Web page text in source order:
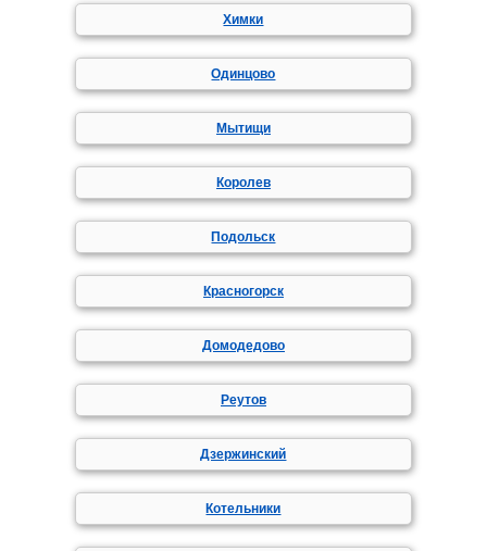
Химки
Одинцово
Мытищи
Королев
Подольск
Красногорск
Домодедово
Реутов
Дзержинский
Котельники